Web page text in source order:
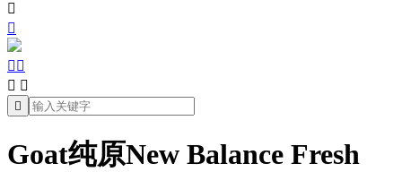


 
 

Goat纯原New Balance Fresh